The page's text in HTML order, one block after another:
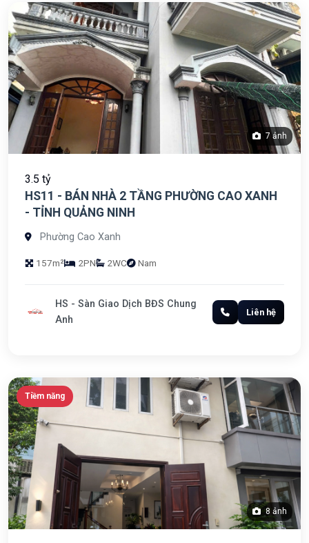
7 ảnh
3.5 tỷ
HS11 - BÁN NHÀ 2 TẦNG PHƯỜNG CAO XANH
- TỈNH QUẢNG NINH
Phường Cao Xanh
157m² 2PN 2WC Nam
HS - Sàn Giao Dịch BĐS Chung
Anh
Liên hệ
Tiềm năng
8 ảnh